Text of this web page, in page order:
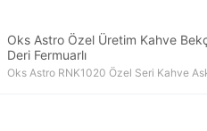
Oks Astro Özel Üretim Kahve
Deri Fermuarlı
Oks Astro RNK1020 Özel Seri Kahve